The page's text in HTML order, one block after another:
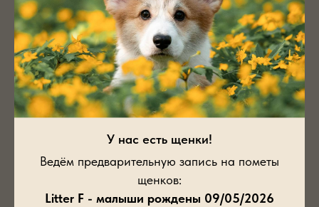
У нас есть щенки!
Ведём предварительную запись на пометы
щенков:
Litter F - малыши рождены 09/05/2026
Champion
Junior Vice-EURO WINNER-2014
Junior Czech Champion
Junior Luxembourg Champion